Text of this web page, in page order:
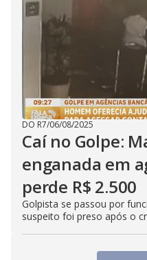
DO R7/06/08/2025
Caí no Golpe:
enganada em
perde R$ 2.500
Golpista se passou por
suspeito foi preso após o